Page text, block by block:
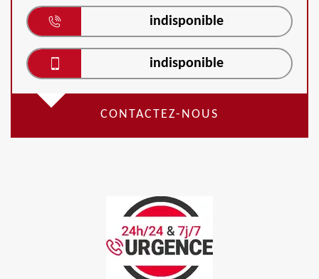
indisponible
indisponible
CONTACTEZ-NOUS